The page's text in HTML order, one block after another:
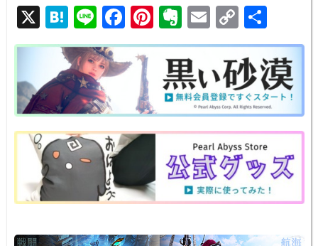
X H
at
e
n
a
Li
n
e
F
a
c
b
o
o
k
Pi
nt
er
e
st
E
v
er
n
ot
e
E
m
ail
C
o
p
y
Li
n
k
有